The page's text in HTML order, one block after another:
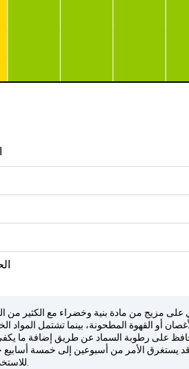
على مزيج من مادة بنية وخضراء مع الكثير من
أو القهوة المطحونة، بينما تشتمل المواد
قد يستغرق الأمر من أسبوعين إلى خمسة
للاستخدام في أحواض حديقتك.